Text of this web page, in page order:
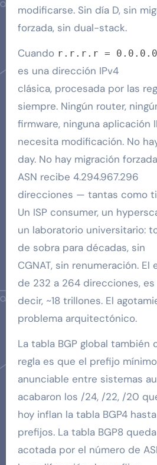
modificarse. Sin día D, sin
forzada, sin dual-stack.
Cuando r.r.r.r = 0.0.0.0
es una dirección IPv4
clásica, procesada por las
siempre. Ningún router,
firmware, ninguna aplicación
necesita modificación. No
day. No hay migración
ASN recibe 4.294.967.296
direcciones — tantas como
Un ISP consumer, un
un laboratorio universitario:
de sobra para décadas, sin
CGNAT, sin renumeración.
de 232 a 264 direcciones, es
decir, ~18 trillones. El
problema arquitectónico.
La tabla BGP global también
regla es que el prefijo mínimo
anunciable entre sistemas
acabaron los /24, /22, /20
hoy inflan la tabla BGP4
prefijos. La tabla BGP8 queda
acotada por el número de